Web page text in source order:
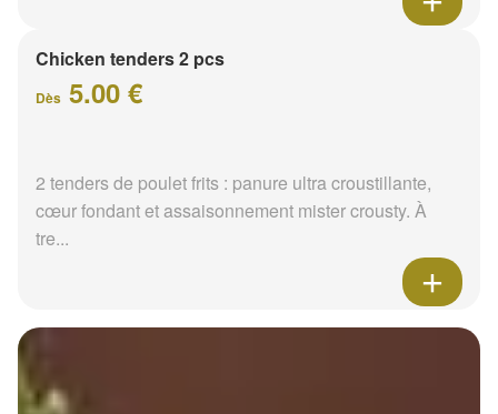
Chicken tenders 2 pcs
Dès 5.00 €
2 tenders de poulet frits : panure ultra croustillante,
cœur fondant et assaisonnement mister crousty. À
tre...